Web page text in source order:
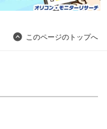
このページのトップへ